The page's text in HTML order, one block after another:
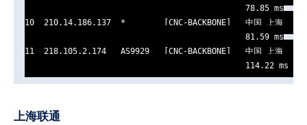
                                              78.85 ms
10  210.14.186.137  *        [CNC-BACKBONE]   中国
                                              81.59 ms
11  218.105.2.174   AS9929   [CNC-BACKBONE]   中国 上海
                                              114.22 ms
上海联通